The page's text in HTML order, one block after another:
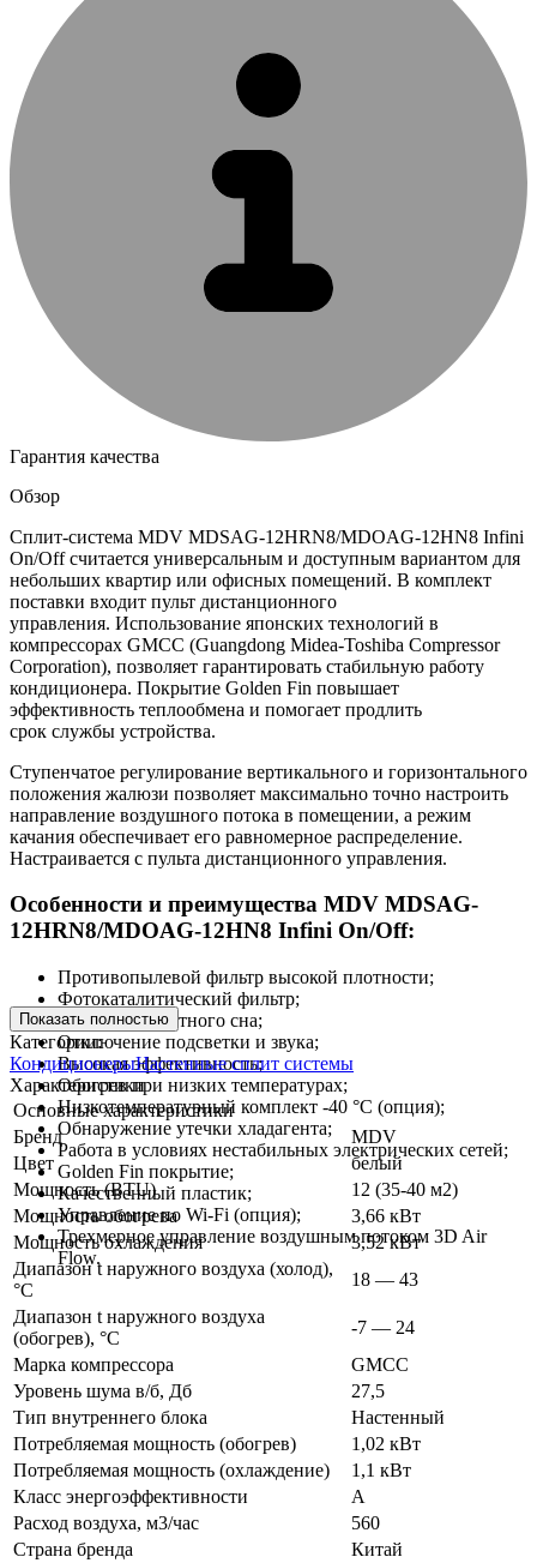
Гарантия качества
Обзор
Сплит-система MDV MDSAG-12HRN8/MDOAG-12HN8 Infini
On/Off считается универсальным и доступным вариантом для
небольших квартир или офисных помещений. В комплект
поставки входит пульт дистанционного
управления. Использование японских технологий в
компрессорах GMCC (Guangdong Midea-Toshiba Compressor
Corporation), позволяет гарантировать стабильную работу
кондиционера. Покрытие Golden Fin повышает
эффективность теплообмена и помогает продлить
срок службы устройства.
Ступенчатое регулирование вертикального и горизонтального
положения жалюзи позволяет максимально точно настроить
направление воздушного потока в помещении, а режим
качания обеспечивает его равномерное распределение.
Настраивается с пульта дистанционного управления.
Особенности и преимущества MDV MDSAG-
12HRN8/MDOAG-12HN8 Infini On/Off:
Противопылевой фильтр высокой плотности;
Фотокаталитический фильтр;
Режим комфортного сна;
Отключение подсветки и звука;
Высокая эффективность;
Обогрев при низких температурах;
Низкотемпературный комплект -40 °С (опция);
Обнаружение утечки хладагента;
Работа в условиях нестабильных электрических сетей;
Golden Fin покрытие;
Качественный пластик;
Управление по Wi-Fi (опция);
Трехмерное управление воздушным потоком 3D Air
Flow.
Показать полностью
Категории:
КондиционерыНастенные сплит системы
Характеристики
Основные характеристики
Бренд
MDV
Цвет
белый
Мощность (BTU)
12 (35-40 м2)
Мощность обогрева
3,66 кВт
Мощность охлаждения
3,52 кВт
Диапазон t наружного воздуха (холод),
°C
18 — 43
Диапазон t наружного воздуха
(обогрев), °C
-7 — 24
Марка компрессора
GMCC
Уровень шума в/б, Дб
27,5
Тип внутреннего блока
Настенный
Потребляемая мощность (обогрев)
1,02 кВт
Потребляемая мощность (охлаждение)
1,1 кВт
Класс энергоэффективности
A
Расход воздуха, м3/час
560
Страна бренда
Китай